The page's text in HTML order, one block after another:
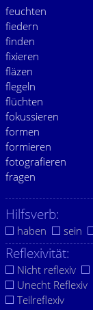
feuchten
fiedern
finden
fixieren
fläzen
flegeln
flüchten
fokussieren
formen
formieren
fotografieren
fragen
Hilfsverb:
haben sein
Reflexivität:
Nicht reflexiv
Unecht Reflexiv
Teilreflexiv